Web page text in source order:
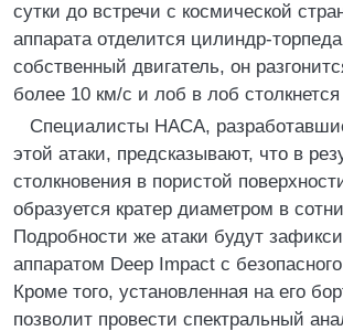
сутки до встречи с космической
аппарата отделится цилиндр-
собственный двигатель, он
более 10 км/с и лоб в лоб
Специалисты НАСА,
этой атаки, предсказывают, что в
столкновения в пористой
образуется кратер диаметром в
Подробности же атаки будут
аппаратом Deep Impact с
Кроме того, установленная на его
позволит провести спектральный